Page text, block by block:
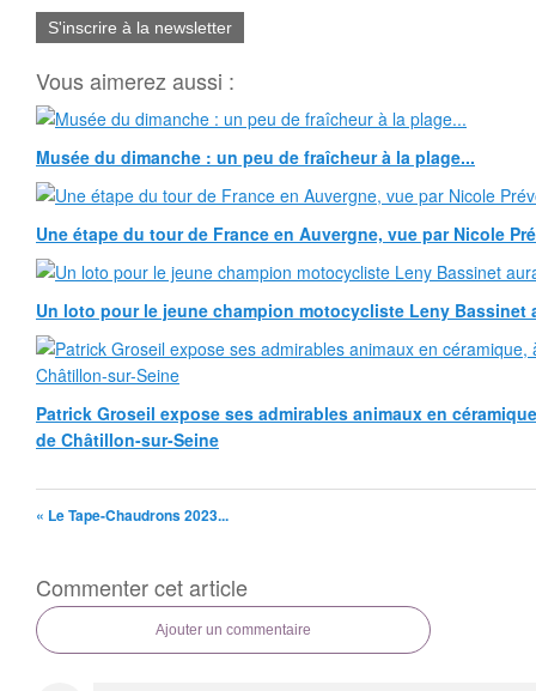
S'inscrire à la newsletter
Vous aimerez aussi :
Musée du dimanche : un peu de fraîcheur à la plage...
Une étape du tour de France en Auvergne, vue par Nicole
Un loto pour le jeune champion motocycliste Leny Bassinet
Patrick Groseil expose ses admirables animaux en
de Châtillon-sur-Seine
« Le Tape-Chaudrons 2023...
Commenter cet article
Ajouter un commentaire